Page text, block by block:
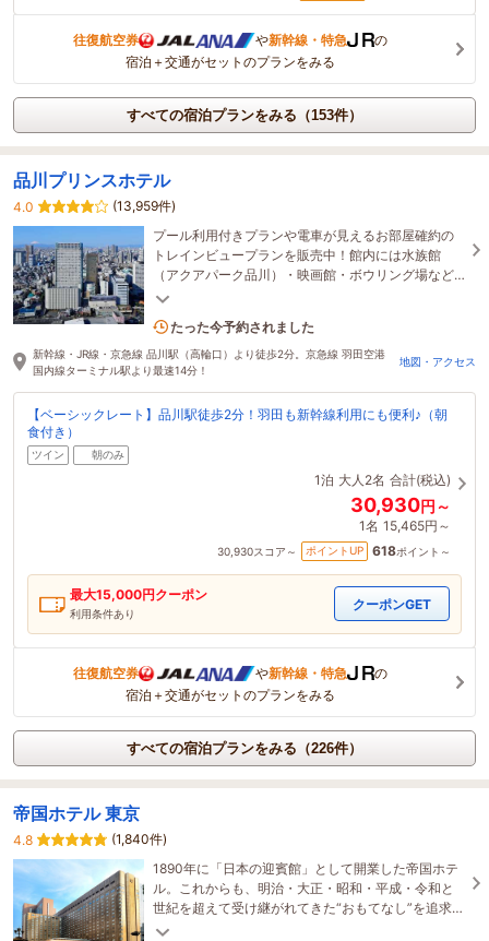
往復航空券 や新幹線・特急
の
宿泊＋交通がセットのプランをみる
すべての宿泊プランをみる（153件）
品川プリンスホテル
4.0
(13,959件)
プール利用付きプランや電車が見えるお部屋確約の
トレインビュープランを販売中！館内には水族館
（アクアパーク品川）・映画館・ボウリング場など
猛暑の日でも快適！涼しい館内施設で夏のおでかけ
2名がこの宿を見ています
たった今予約されました
新幹線・JR線・京急線 品川駅（高輪口）より徒歩2分。京急線 羽田空港
国内線ターミナル駅より最速14分！
地図・アクセス
【ベーシックレート】品川駅徒歩2分！羽田も新幹線利用にも便利♪（朝
食付き）
ツイン 朝のみ
1泊 大人2名 合計(税込)
30,930円～
1名 15,465円～
30,930スコア～ ポイントUP 618ポイント～
最大15,000円クーポン
利用条件あり
クーポンGET
往復航空券 や新幹線・特急
の
宿泊＋交通がセットのプランをみる
すべての宿泊プランをみる（226件）
帝国ホテル 東京
4.8
(1,840件)
1890年に「日本の迎賓館」として開業した帝国ホテ
ル。これからも、明治・大正・昭和・平成・令和と
世紀を超えて受け継がれてきた“おもてなし”を追求
し、 お客様にご満足いただけるよう努めてまいりま